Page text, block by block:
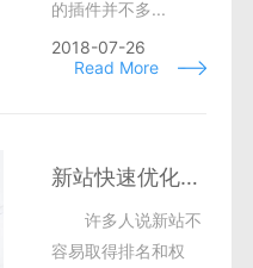
的插件并不多...
2018-07-26
Read More
新站快速优化提升网站权重的秘诀
许多人说新站不
容易取得排名和权